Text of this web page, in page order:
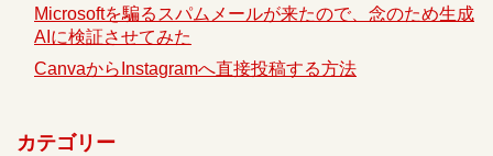
Microsoftを騙るスパムメールが来たので、念のため生成
AIに検証させてみた
CanvaからInstagramへ直接投稿する方法
カテゴリー